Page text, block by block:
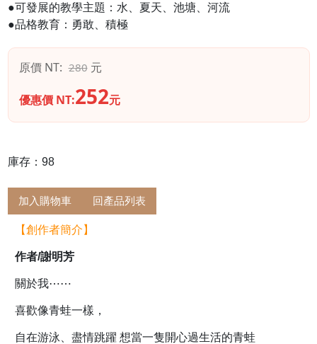
●可發展的教學主題：水、夏天、池塘、河流
●品格教育：勇敢、積極
原價 NT: 280元
優惠價 NT:252元
庫存：98
加入購物車 回產品列表
【創作者簡介】
作者/謝明芳
關於我⋯⋯
喜歡像青蛙一樣，
自在游泳、盡情跳躍 想當一隻開心過生活的青蛙